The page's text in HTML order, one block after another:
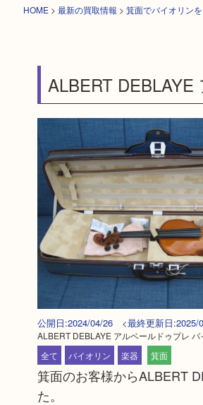
HOME > 最新の買取情報 > 箕面でバイオリン
ALBERT
公開日:2024/04/26 <最終更新日:2025/
ALBERT DEBLAYE アルベールドゥブレ バ
全て
バイオリン 楽器 箕面
箕面のお客様から
た。